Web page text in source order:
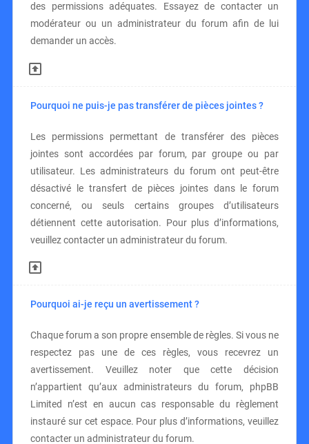
des permissions adéquates. Essayez de contacter un
modérateur ou un administrateur du forum afin de lui
demander un accès.
Pourquoi ne puis-je pas transférer de pièces jointes ?
Les permissions permettant de transférer des pièces
jointes sont accordées par forum, par groupe ou par
utilisateur. Les administrateurs du forum ont peut-être
désactivé le transfert de pièces jointes dans le forum
concerné, ou seuls certains groupes d’utilisateurs
détiennent cette autorisation. Pour plus d’informations,
veuillez contacter un administrateur du forum.
Pourquoi ai-je reçu un avertissement ?
Chaque forum a son propre ensemble de règles. Si vous ne
respectez pas une de ces règles, vous recevrez un
avertissement. Veuillez noter que cette décision
n’appartient qu’aux administrateurs du forum, phpBB
Limited n’est en aucun cas responsable du règlement
instauré sur cet espace. Pour plus d’informations, veuillez
contacter un administrateur du forum.